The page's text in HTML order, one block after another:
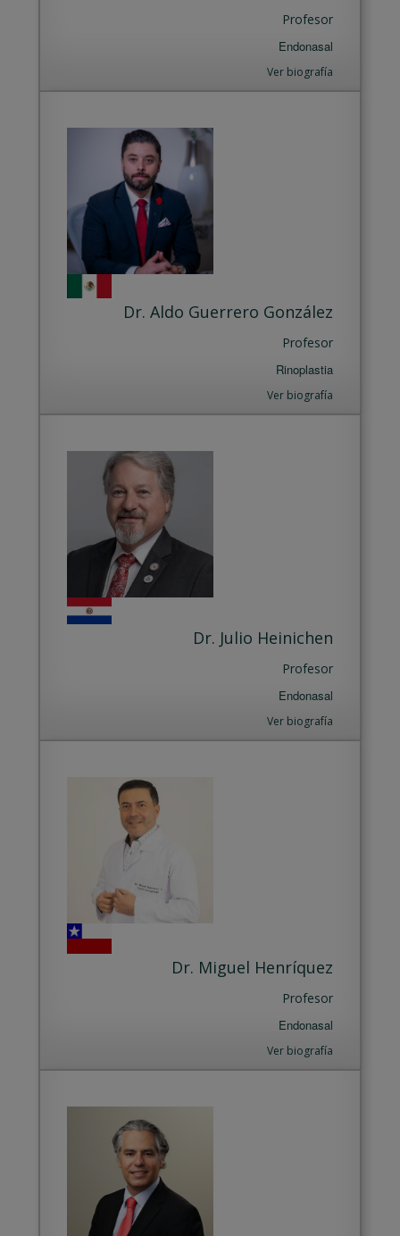
Profesor
Endonasal
Ver biografía
Dr. Aldo Guerrero González
Profesor
Rinoplastia
Ver biografía
Dr. Julio Heinichen
Profesor
Endonasal
Ver biografía
Dr. Miguel Henríquez
Profesor
Endonasal
Ver biografía